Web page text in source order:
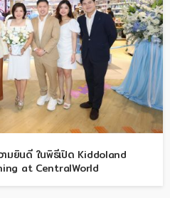
มยินดี ในพิธีเปิด Kiddoland
at CentralWorld